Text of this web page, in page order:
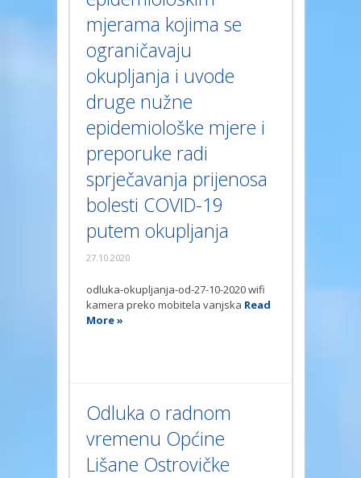
mjerama kojima se
ograničavaju
okupljanja i uvode
druge nužne
epidemiološke mjere i
preporuke radi
sprječavanja prijenosa
bolesti COVID-19
putem okupljanja
27.10.2020
odluka-okupljanja-od-27-10-2020 wifi
kamera preko mobitela vanjska Read
More »
Odluka o radnom
vremenu Općine
Lišane Ostrovičke